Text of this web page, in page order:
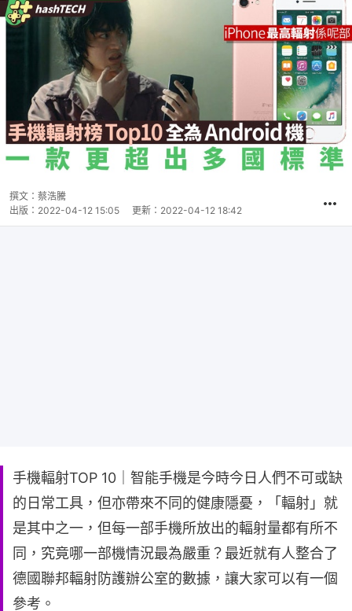
撰文： 蔡浩騰
出版： 2022-04-12 15:05 更新： 2022-04-12 18:42
手機輻射TOP 10｜智能手機是今時今日人們不可或缺
的日常工具，但亦帶來不同的健康隱憂，「輻射」就
是其中之一，但每一部手機所放出的輻射量都有所不
同，究竟哪一部機情況最為嚴重？最近就有人整合了
德國聯邦輻射防護辦公室的數據，讓大家可以有一個
參考。